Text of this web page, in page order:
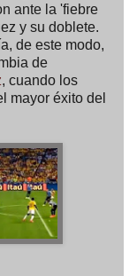
ante la 'fiebre
y su doblete.
de este modo,
de
, cuando los
mayor éxito del